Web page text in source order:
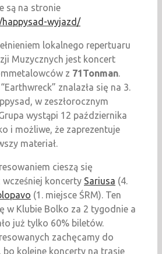
są na stronie
wyjazd/
lokalnego repertuaru
Muzycznych jest koncert
z 71Tonman.
znalazła się na 3.
w zeszłorocznym
wystąpi 12 października
i możliwe, że zaprezentuje
materiał.
cieszą się
koncerty Sariusa (4.
(1. miejsce ŚRM). Ten
w Klubie Bolko za 2 tygodnie a
już tylko 60% biletów.
zachęcamy do
bo kolejne koncerty na trasie